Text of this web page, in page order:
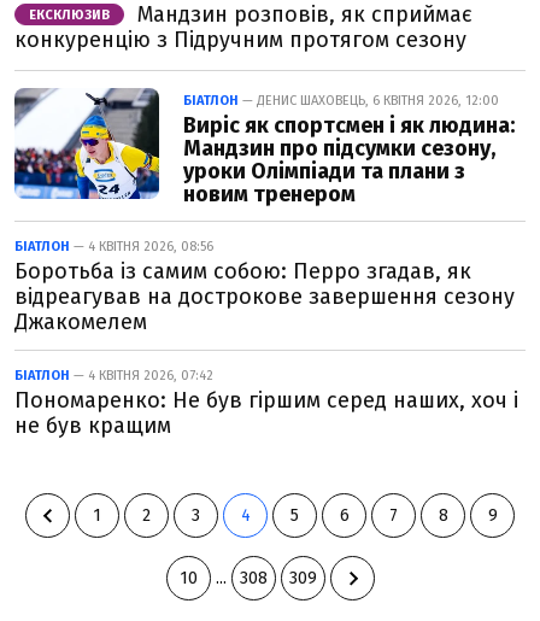
ЕКСКЛЮЗИВ
Мандзин розповів, як сприймає
конкуренцію з Підручним протягом сезону
БІАТЛОН — ДЕНИС ШАХОВЕЦЬ, 6 КВІТНЯ 2026, 12:00
Виріс як спортсмен і як людина:
Мандзин про підсумки сезону,
уроки Олімпіади та плани з
новим тренером
БІАТЛОН — 4 КВІТНЯ 2026, 08:56
Боротьба із самим собою: Перро згадав, як
відреагував на дострокове завершення сезону
Джакомелем
БІАТЛОН — 4 КВІТНЯ 2026, 07:42
Пономаренко: Не був гіршим серед наших, хоч і
не був кращим
1 2 3 4 5 6 7 8 9
10 ... 308 309